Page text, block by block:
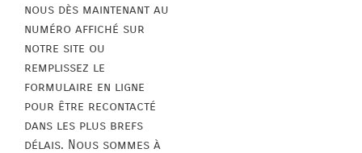
nous dès maintenant au
numéro affiché sur
notre site ou
remplissez le
formulaire en ligne
pour être recontacté
dans les plus brefs
délais. Nous sommes à